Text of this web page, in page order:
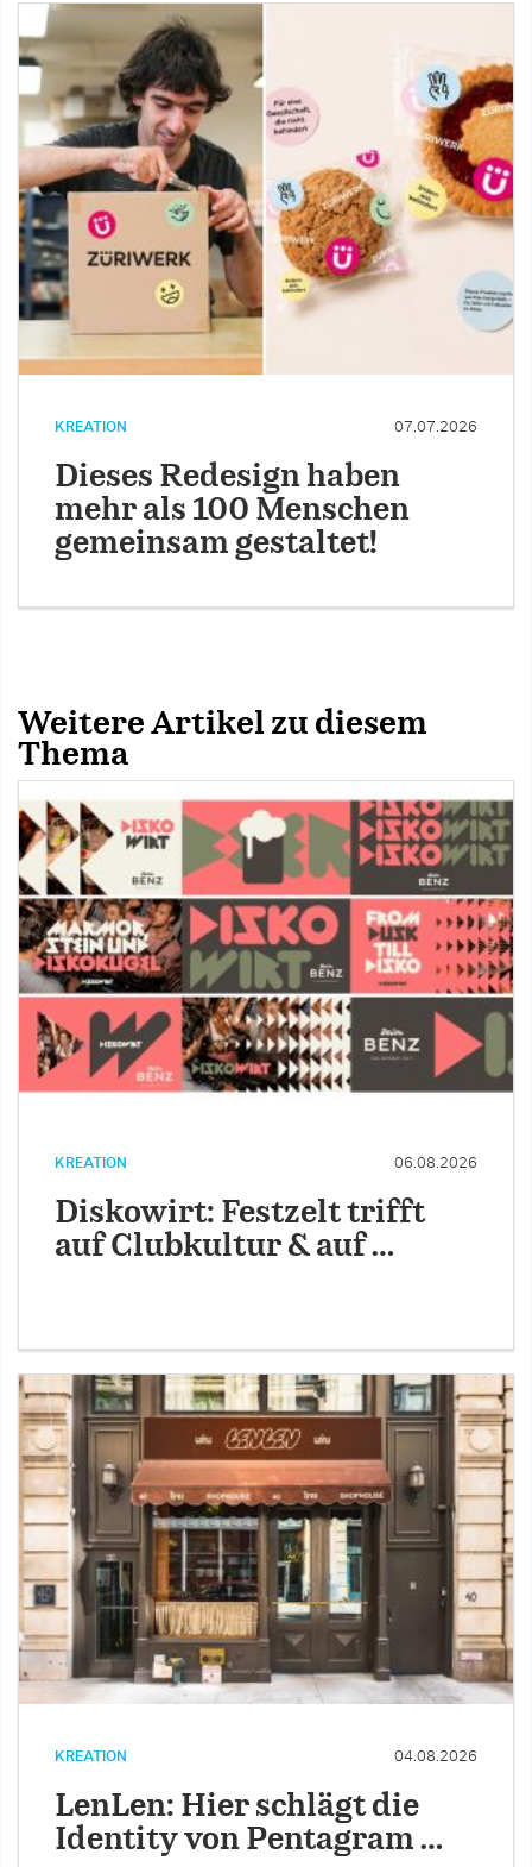
KREATION 07.07.2026
Dieses Redesign haben
mehr als 100 Menschen
gemeinsam gestaltet!
Weitere Artikel zu diesem
Thema
KREATION 06.08.2026
Diskowirt: Festzelt trifft
auf Clubkultur & auf …
KREATION 04.08.2026
LenLen: Hier schlägt die
Identity von Pentagram …